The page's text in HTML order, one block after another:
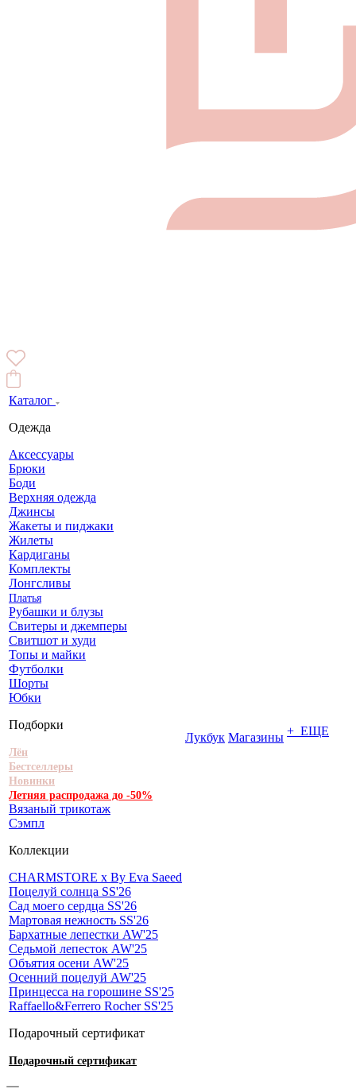
Каталог
Одежда
Аксессуары
Брюки
Боди
Верхняя одежда
Джинсы
Жакеты и пиджаки
Жилеты
Кардиганы
Комплекты
Лонгсливы
Платья
Рубашки и блузы
Свитеры и джемперы
Свитшот и худи
Топы и майки
Футболки
Шорты
Юбки
Подборки
Лён
Бестселлеры
Новинки
Летняя распродажа до -50%
Вязаный трикотаж
Сэмпл
Коллекции
CHARMSTORE х By Eva Saeed
Поцелуй солнца SS'26
Сад моего сердца SS'26
Мартовая нежность SS'26
Бархатные лепестки AW'25
Седьмой лепесток AW'25
Объятия осени AW'25
Осенний поцелуй AW'25
Принцесса на горошине SS'25
Raffaello&Ferrero Rocher SS'25
Подарочный сертификат
Подарочный сертификат
Лукбук Магазины + ЕЩЕ